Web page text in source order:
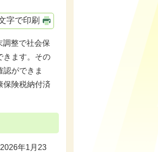
字で印刷
整で社会保
きます。その
ができま
保険税納付済
年1月23